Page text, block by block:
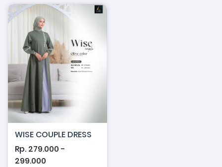
WISE COUPLE DRESS
Rp. 279.000 -
299.000